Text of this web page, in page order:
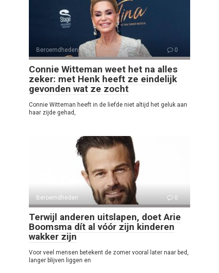
Beroemdheden 0
Connie Witteman weet het na alles
zeker: met Henk heeft ze eindelijk
gevonden wat ze zocht
Connie Witteman heeft in de liefde niet altijd het geluk aan
haar zijde gehad,
Beroemdheden 0
Terwijl anderen uitslapen, doet Arie
Boomsma dít al vóór zijn kinderen
wakker zijn
Voor veel mensen betekent de zomer vooral later naar bed,
langer blijven liggen en